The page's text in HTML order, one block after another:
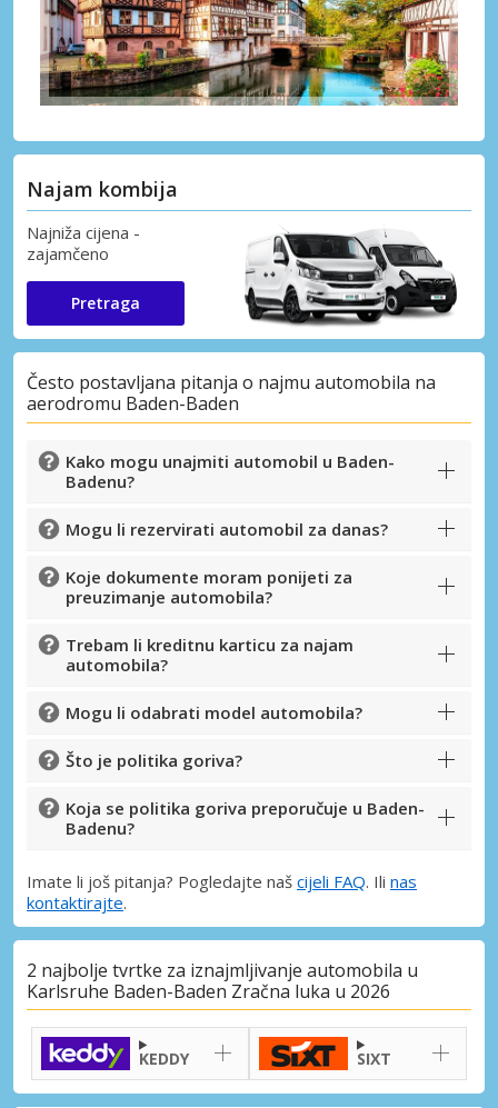
Najam kombija
Najniža cijena -
zajamčeno
Pretraga
Često postavljana pitanja o najmu automobila na
aerodromu Baden-Baden
Kako mogu unajmiti automobil u Baden-
Badenu?
Mogu li rezervirati automobil za danas?
Koje dokumente moram ponijeti za
preuzimanje automobila?
Trebam li kreditnu karticu za najam
automobila?
Mogu li odabrati model automobila?
Što je politika goriva?
Koja se politika goriva preporučuje u Baden-
Badenu?
Imate li još pitanja? Pogledajte naš cijeli FAQ. Ili nas
kontaktirajte.
2 najbolje tvrtke za iznajmljivanje automobila u
Karlsruhe Baden-Baden Zračna luka u 2026
KEDDY SIXT